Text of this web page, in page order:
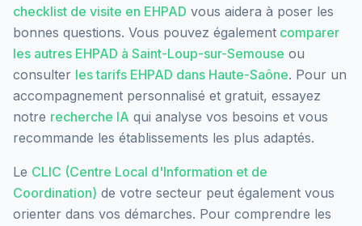
checklist de visite en EHPAD vous aidera à poser les
bonnes questions. Vous pouvez également comparer
les autres EHPAD à Saint-Loup-sur-Semouse ou
consulter les tarifs EHPAD dans Haute-Saône. Pour un
accompagnement personnalisé et gratuit, essayez
notre recherche IA qui analyse vos besoins et vous
recommande les établissements les plus adaptés.
Le CLIC (Centre Local d'Information et de
Coordination) de votre secteur peut également vous
orienter dans vos démarches. Pour comprendre les